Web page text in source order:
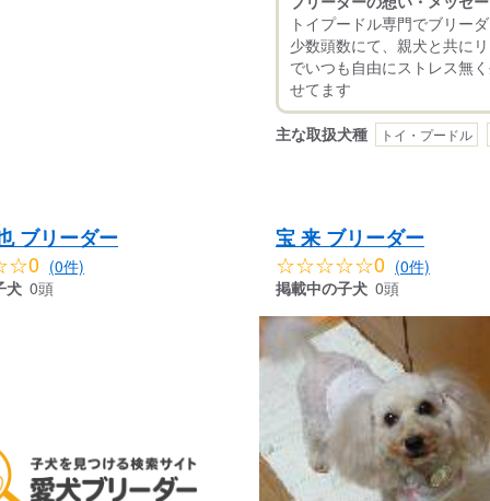
トイプードル専門でブリー
少数頭数にて、親犬と共に
でいつも自由にストレス無
主な取扱犬種 トイ・プードル
ブリーダー
(0件)
犬 0頭
宝 来 ブリーダー
☆☆☆☆☆0 (0件)
掲載中の子犬 0頭